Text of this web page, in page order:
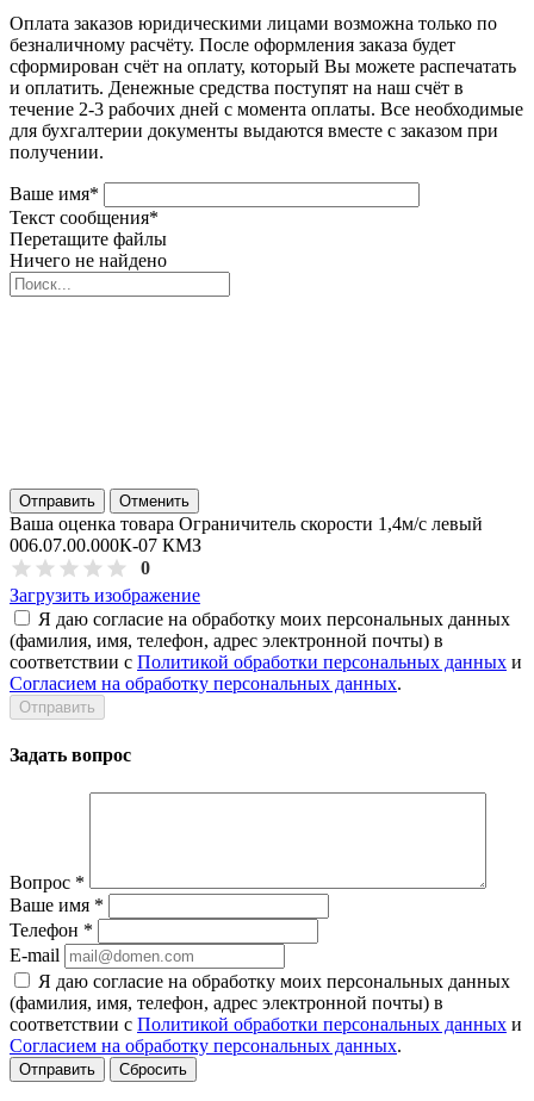
Оплата заказов юридическими лицами возможна только по
безналичному расчёту. После оформления заказа будет
сформирован счёт на оплату, который Вы можете распечатать
и оплатить. Денежные средства поступят на наш счёт в
течение 2-3 рабочих дней с момента оплаты. Все необходимые
для бухгалтерии документы выдаются вместе с заказом при
получении.
Ваше имя*
Текст сообщения*
Перетащите файлы
Ничего не найдено
Отправить Отменить
Ваша оценка товара Ограничитель скорости 1,4м/с левый
006.07.00.000К-07 КМЗ
0
Загрузить изображение
Я даю согласие на обработку моих персональных данных
(фамилия, имя, телефон, адрес электронной почты) в
соответствии с Политикой обработки персональных данных и
Согласием на обработку персональных данных.
Задать вопрос
Вопрос *
Ваше имя *
Телефон *
E-mail
Я даю согласие на обработку моих персональных данных
(фамилия, имя, телефон, адрес электронной почты) в
соответствии с Политикой обработки персональных данных и
Согласием на обработку персональных данных.
Сбросить